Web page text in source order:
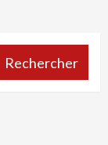
Rechercher